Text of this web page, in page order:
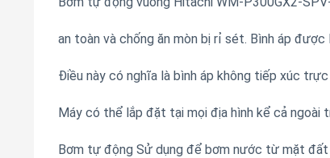
an toàn và chống ăn mòn bị rỉ sét. Bình áp
Điều này có nghĩa là bình áp không tiếp xúc
Máy có thể lắp đặt tại mọi địa hình kể cả ngoài
Bơm tự động Sử dụng để bơm nước từ mặt